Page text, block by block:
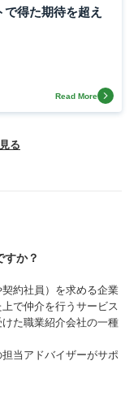
で得た期待を超え
Read More
る
すか？
約社員）を求める企業
で仲介を行うサービス
た職業紹介会社の一種
当アドバイザーがサポ